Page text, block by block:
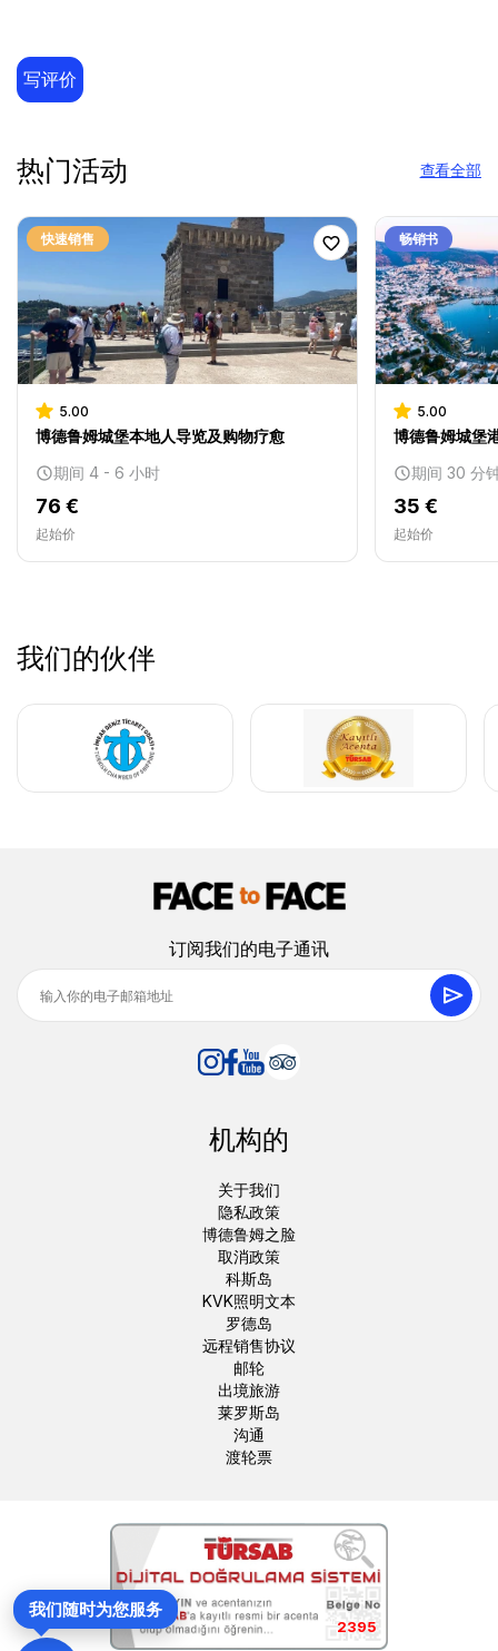
写评价
热门活动 查看全部
快速销售
5.00
博德鲁姆城堡本地人导览及购物疗愈
期间 4 - 6 小时
76 €
起始价
畅销书
5.00
博德鲁姆城堡
期间 30 分
35 €
起始价
我们的伙伴
订阅我们的电子通讯
机构的
关于我们
隐私政策
博德鲁姆之脸
取消政策
科斯岛
KVK照明文本
罗德岛
远程销售协议
邮轮
出境旅游
莱罗斯岛
沟通
渡轮票
2395
我们随时为您服务